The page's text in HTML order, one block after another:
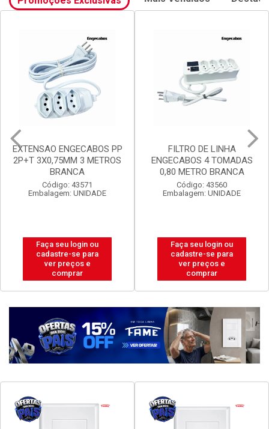
Promoções Exclusivas Mais Vendidos
2P+T 3X0,75MM 3 METROS
BRANCA
Código: 43571
Embalagem: UNIDADE
Faça seu login ou
cadastre-se para
ver preços e
comprar
ENGECABOS 4 TOMADAS
0,80 METRO BRANCA
Código: 43560
Embalagem: UNIDADE
Faça seu login ou
cadastre-se para
ver preços e
comprar